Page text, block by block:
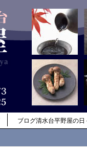
ブログ清水台平野屋の日